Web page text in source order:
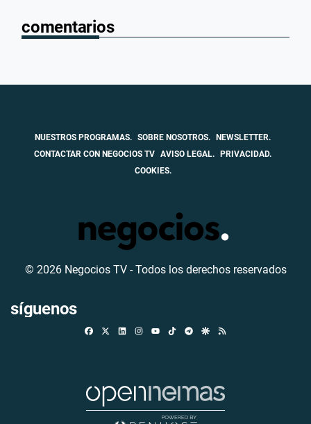
comentarios
NUESTROS PROGRAMAS. SOBRE NOSOTROS.
NEWSLETTER.
CONTACTAR CON NEGOCIOS TV AVISO LEGAL.
PRIVACIDAD.
COOKIES.
© 2026 Negocios TV - Todos los derechos reservados
síguenos
FacebookLinkedinInstagramTikTokTelegramGoogle Discover